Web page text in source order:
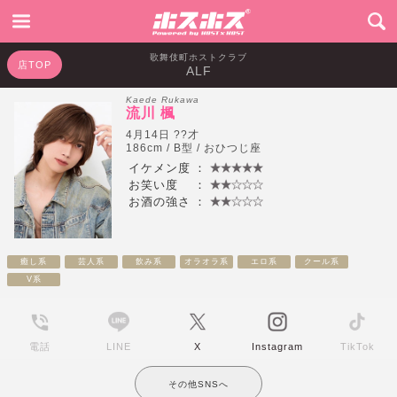
歌舞伎町ホストクラブ
ALF
店TOP
Kaede Rukawa
流川 楓
4月14日 ??才
186cm / B型 / おひつじ座
イケメン度
：
お笑い度
：
お酒の強さ
：
癒し系 芸人系 飲み系 オラオラ系 エロ系
クール系
V系
電話 LINE X Instagram TikTok
その他SNSへ